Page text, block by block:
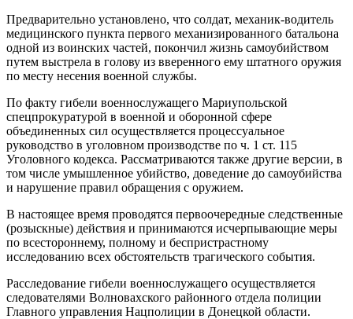
Предварительно установлено, что солдат, механик-водитель
медицинского пункта первого механизированного батальона
одной из воинских частей, покончил жизнь самоубийством
путем выстрела в голову из вверенного ему штатного оружия
по месту несения военной службы.
По факту гибели военнослужащего Мариупольской
спецпрокуратурой в военной и оборонной сфере
объединенных сил осуществляется процессуальное
руководство в уголовном производстве по ч. 1 ст. 115
Уголовного кодекса. Рассматриваются также другие версии, в
том числе умышленное убийство, доведение до самоубийства
и нарушение правил обращения с оружием.
В настоящее время проводятся первоочередные следственные
(розыскные) действия и принимаются исчерпывающие меры
по всестороннему, полному и беспристрастному
исследованию всех обстоятельств трагического события.
Расследование гибели военнослужащего осуществляется
следователями Волновахского районного отдела полиции
Главного управления Нацполиции в Донецкой области.